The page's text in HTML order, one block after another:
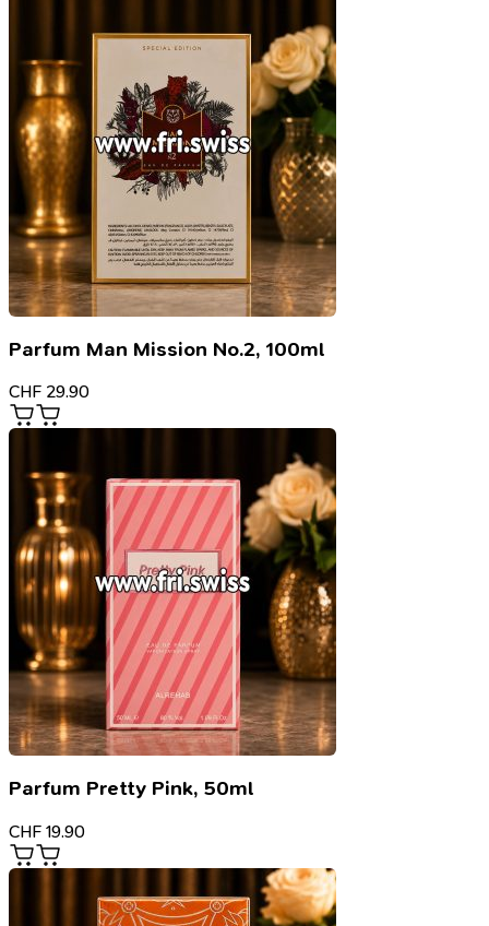
Parfum Man Mission No.2, 100ml
CHF 29.90
Parfum Pretty Pink, 50ml
CHF 19.90